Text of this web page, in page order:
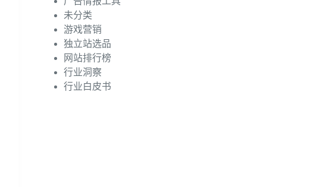
未分类
游戏营销
独立站选品
网站排行榜
行业洞察
行业白皮书